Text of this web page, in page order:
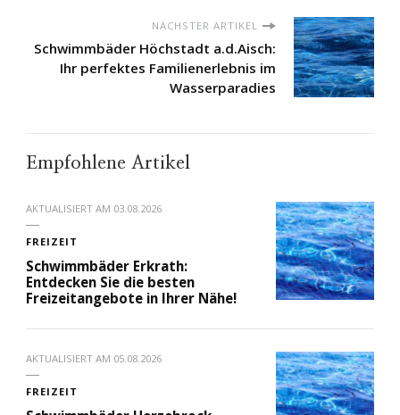
NÄCHSTER ARTIKEL
Schwimmbäder Höchstadt a.d.Aisch:
Ihr perfektes Familienerlebnis im
Wasserparadies
Empfohlene Artikel
AKTUALISIERT AM 03.08.2026
FREIZEIT
Schwimmbäder Erkrath:
Entdecken Sie die besten
Freizeitangebote in Ihrer Nähe!
AKTUALISIERT AM 05.08.2026
FREIZEIT